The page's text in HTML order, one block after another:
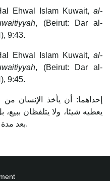
Ehwal Islam Kuwait, al-
, (Beirut: Dar al-
9:43.
Ehwal Islam Kuwait, al-
, (Beirut: Dar al-
9:45.
إحداهما: أن يأخذ الإنسان من
يعطيه شيئا، ولا يتلفظان ببيع،
بعد مدة ويعطيه، كما يفعل كثير من الناس.